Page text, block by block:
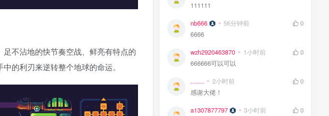
不沾地的快节奏空战、鲜亮有特点的
的利刃来逆转整个地球的命运。
111111
nb666 56分钟前
0
6666
wzh2920463870 1小时前
0
666666可以可以
....... 2小时前
0
感谢大佬！
a1307877797 3小时前
0